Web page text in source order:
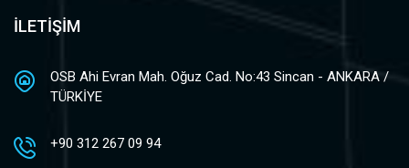
İLETİŞİM
OSB Ahi Evran Mah. Oğuz Cad. No:43 Sincan - ANKARA /
TÜRKİYE
+90 312 267 09 94